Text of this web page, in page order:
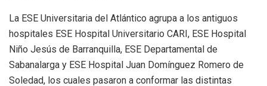
La ESE Universitaria del Atlántico agrupa a los antiguos
hospitales ESE Hospital Universitario CARI, ESE Hospital
Niño Jesús de Barranquilla, ESE Departamental de
Sabanalarga y ESE Hospital Juan Domínguez Romero de
Soledad, los cuales pasaron a conformar las distintas